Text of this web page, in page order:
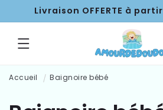
PASSER
AU
Livraison OFFERTE à partir
Accueil Baignoire bébé